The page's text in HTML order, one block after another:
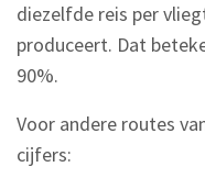
diezelfde reis per
produceert. Dat
90%.
Voor andere routes
cijfers: